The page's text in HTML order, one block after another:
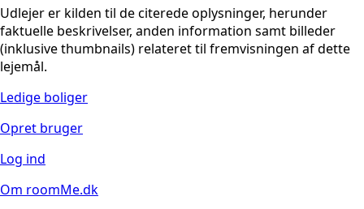
Udlejer er kilden til de citerede oplysninger, herunder
faktuelle beskrivelser, anden information samt billeder
(inklusive thumbnails) relateret til fremvisningen af dette
lejemål.
Ledige boliger
Opret bruger
Log ind
Om roomMe.dk